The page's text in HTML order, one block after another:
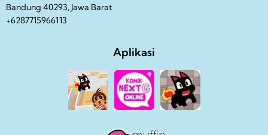
Bandung 40293, Jawa Barat
+6287715966113
Aplikasi